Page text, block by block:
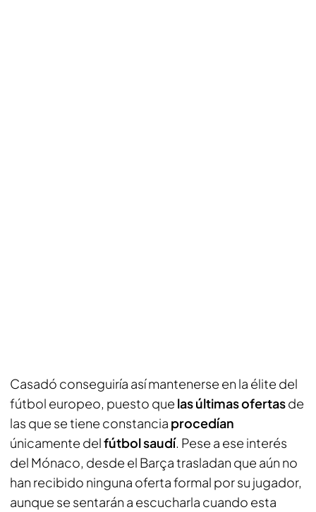
Casadó conseguiría así mantenerse en la élite del
fútbol europeo, puesto que las últimas ofertasde
las que se tiene constancia procedían
únicamente delfútbol saudí. Pese a ese interés
del Mónaco, desde el Barça trasladan que aún no
han recibido ninguna oferta formal por su jugador,
aunque se sentarán a escucharla cuando esta